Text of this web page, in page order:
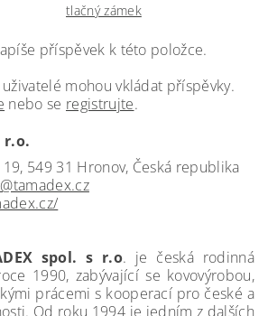
tlačný zámek
příspěvek k této položce.
mohou vkládat příspěvky.
nebo se registrujte.
r.o.
549 31 Hronov, Česká republika
spol. s r.o. je česká rodinná
1990, zabývající se kovovýrobou,
prácemi s kooperací pro české a
Od roku 1994 je jedním z dalších